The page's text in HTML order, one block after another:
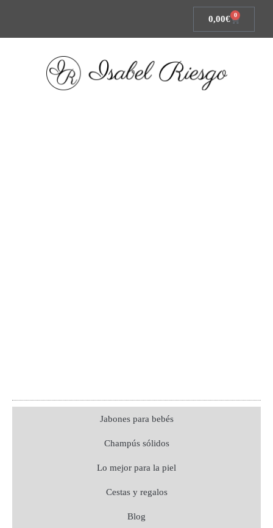
0,00€ 0
Jabones para bebés
Champús sólidos
Lo mejor para la piel
Cestas y regalos
Blog